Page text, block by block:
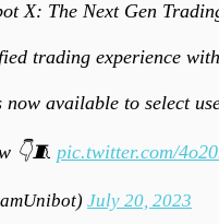
X: The Next Gen
trading experience
now available to select
👇🧵 pic.twitter.com/
July 20, 2023